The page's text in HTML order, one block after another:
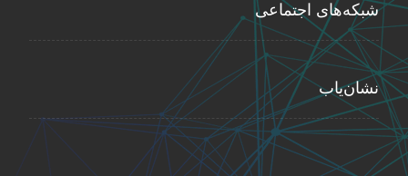
شبکه‌های اجتماعی
نشان‌یاب